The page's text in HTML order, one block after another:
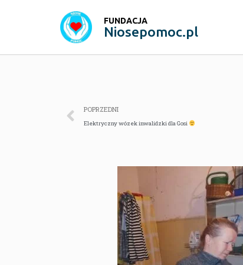
FUNDACJA
Niosepomoc.pl
POPRZEDNI
Elektryczny wózek inwalidzki dla Gosi